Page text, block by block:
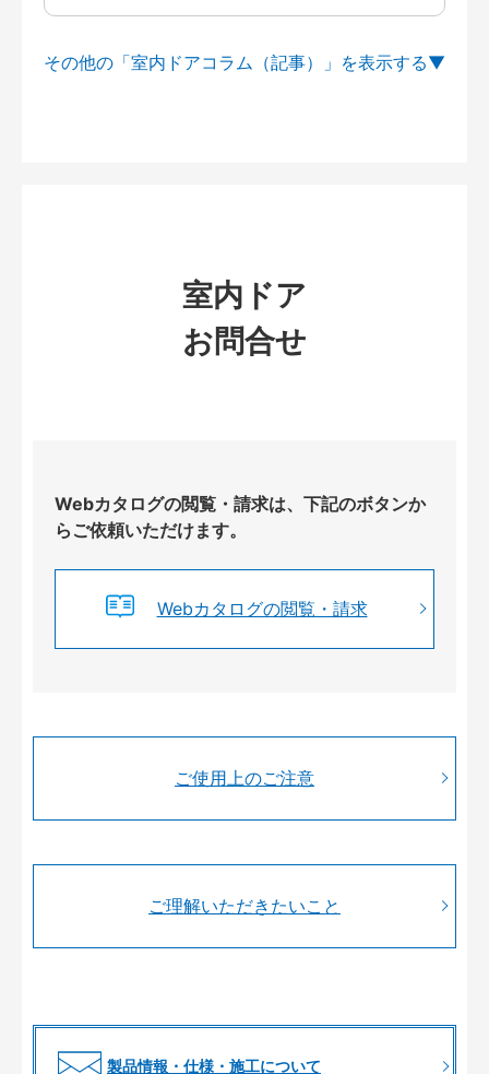
その他の「室内ドアコラム（記事）」を
室内ドア
お問合せ
Webカタログの閲覧・請求は、下記のボタンか
らご依頼いただけます。
Webカタログの閲覧・請求
ご使用上のご注意
ご理解いただきたいこと
製品情報・仕様・施工について